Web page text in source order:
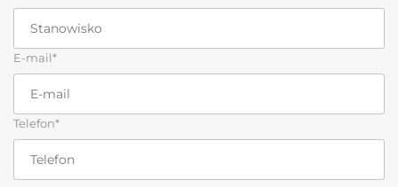
E-mail*
Telefon*